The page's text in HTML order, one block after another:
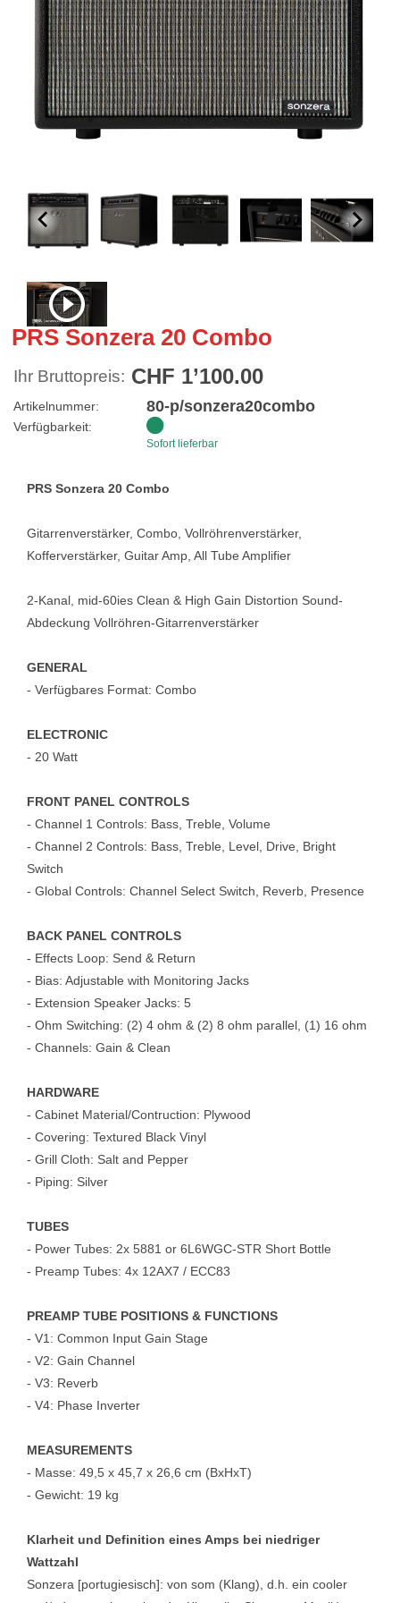
PRS Sonzera 20 Combo
Ihr Bruttopreis: CHF 1’100.00
Artikelnummer: 80-p/sonzera20combo
Verfügbarkeit:
Sofort lieferbar
PRS Sonzera 20 Combo
Gitarrenverstärker, Combo, Vollröhrenverstärker,
Kofferverstärker, Guitar Amp, All Tube Amplifier
2-Kanal, mid-60ies Clean & High Gain Distortion Sound-
Abdeckung Vollröhren-Gitarrenverstärker
GENERAL
- Verfügbares Format: Combo
ELECTRONIC
- 20 Watt
FRONT PANEL CONTROLS
- Channel 1 Controls: Bass, Treble, Volume
- Channel 2 Controls: Bass, Treble, Level, Drive, Bright
Switch
- Global Controls: Channel Select Switch, Reverb, Presence
BACK PANEL CONTROLS
- Effects Loop: Send & Return
- Bias: Adjustable with Monitoring Jacks
- Extension Speaker Jacks: 5
- Ohm Switching: (2) 4 ohm & (2) 8 ohm parallel, (1) 16 ohm
- Channels: Gain & Clean
HARDWARE
- Cabinet Material/Contruction: Plywood
- Covering: Textured Black Vinyl
- Grill Cloth: Salt and Pepper
- Piping: Silver
TUBES
- Power Tubes: 2x 5881 or 6L6WGC-STR Short Bottle
- Preamp Tubes: 4x 12AX7 / ECC83
PREAMP TUBE POSITIONS & FUNCTIONS
- V1: Common Input Gain Stage
- V2: Gain Channel
- V3: Reverb
- V4: Phase Inverter
MEASUREMENTS
- Masse: 49,5 x 45,7 x 26,6 cm (BxHxT)
- Gewicht: 19 kg
Klarheit und Definition eines Amps bei niedriger
Wattzahl
Sonzera [portugiesisch]: von som (Klang), d.h. ein cooler